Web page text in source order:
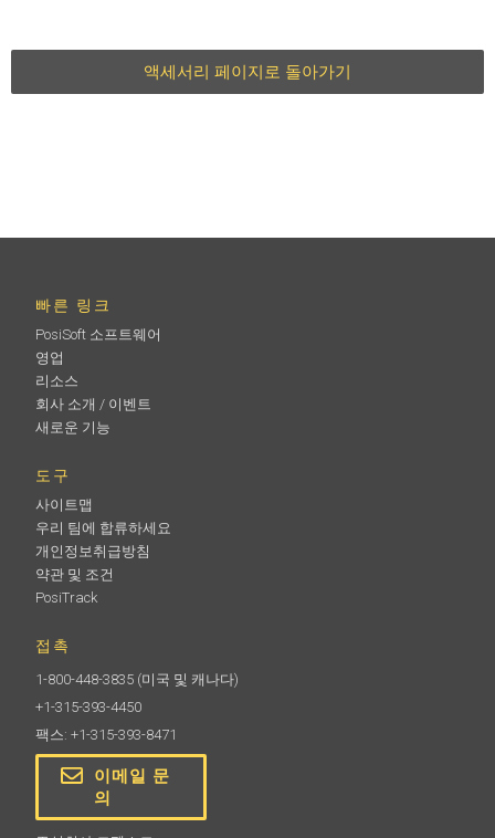
액세서리 페이지로 돌아가기
빠른 링크
PosiSoft 소프트웨어
영업
리소스
회사 소개 / 이벤트
새로운 기능
도구
사이트맵
우리 팀에 합류하세요
개인정보취급방침
약관 및 조건
PosiTrack
접촉
1-800-448-3835 (미국 및 캐나다)
+1-315-393-4450
팩스: +1-315-393-8471
이메일 문
의